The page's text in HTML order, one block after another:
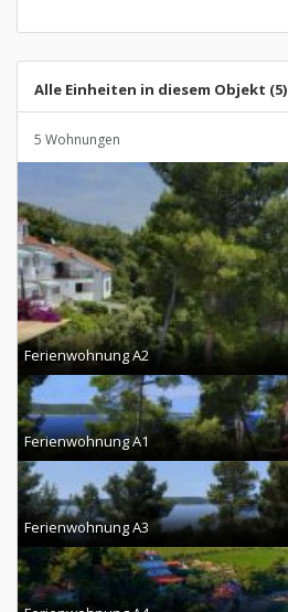
Alle Einheiten in diesem Objekt (5)
5 Wohnungen
Ferienwohnung A2
Ferienwohnung A1
Ferienwohnung A3